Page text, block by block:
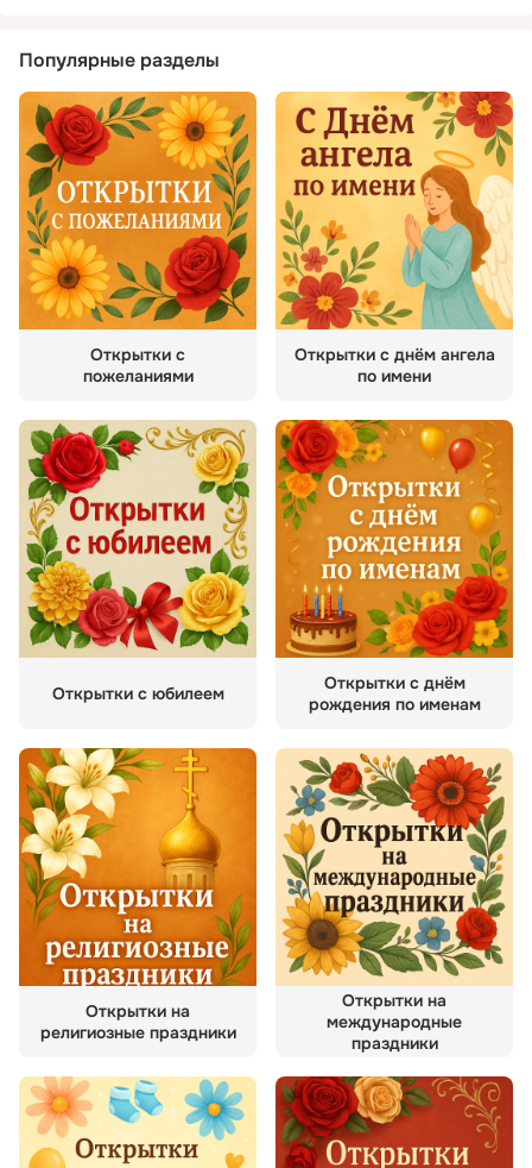
Популярные разделы
Открытки с
пожеланиями
Открытки с днём ангела
по имени
Открытки с юбилеем
Открытки с днём
рождения по именам
Открытки на
религиозные праздники
Открытки на
международные
праздники